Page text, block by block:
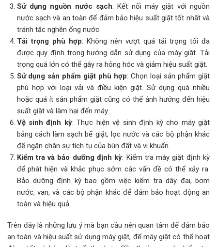
Sử dụng nguồn nước sạch: Kết nối máy giặt với nguồn
nước sạch và an toàn để đảm bảo hiệu suất giặt tốt nhất và
tránh tắc nghẽn ống nước.
Tải trọng phù hợp: Không nên vượt quá tải trọng tối đa
được quy định trong hướng dẫn sử dụng của máy giặt. Tải
trọng quá lớn có thể gây ra hỏng hóc và giảm hiệu suất giặt.
Sử dụng sản phẩm giặt phù hợp: Chọn loại sản phẩm giặt
phù hợp với loại vải và điều kiện giặt. Sử dụng quá nhiều
hoặc quá ít sản phẩm giặt cũng có thể ảnh hưởng đến hiệu
suất giặt và làm hại đến máy.
Vệ sinh định kỳ: Thực hiện vệ sinh định kỳ cho máy giặt
bằng cách làm sạch bể giặt, lọc nước và các bộ phận khác
để ngăn chặn sự tích tụ của bùn đất và vi khuẩn.
Kiểm tra và bảo dưỡng định kỳ: Kiểm tra máy giặt định kỳ
để phát hiện và khắc phục sớm các vấn đề có thể xảy ra.
Bảo dưỡng định kỳ bao gồm việc kiểm tra dây đai, bơm
nước, van, và các bộ phận khác để đảm bảo hoạt động an
toàn và hiệu quả.
Trên đây là những lưu ý mà bạn cầu nên quan tâm để đảm bảo
an toàn và hiệu suất sử dụng máy giặt, để máy giặt có thể hoạt